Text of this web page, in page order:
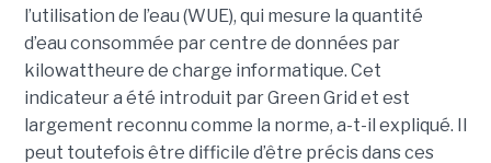
l’utilisation de l’eau (WUE), qui mesure la quantité
d’eau consommée par centre de données par
kilowattheure de charge informatique. Cet
indicateur a été introduit par Green Grid et est
largement reconnu comme la norme, a-t-il expliqué. Il
peut toutefois être difficile d’être précis dans ces